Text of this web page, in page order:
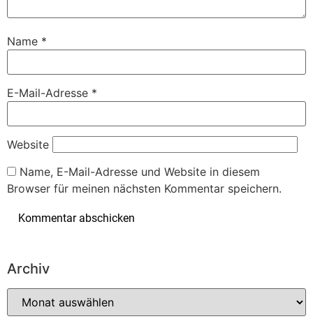
Name *
E-Mail-Adresse *
Website
Name, E-Mail-Adresse und Website in diesem
Browser für meinen nächsten Kommentar speichern.
Archiv